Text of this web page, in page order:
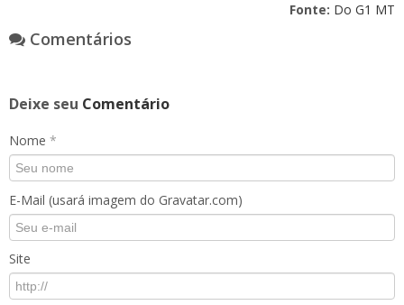
Fonte: Do G1 MT
Comentários
Deixe seu Comentário
Nome *
E-Mail (usará imagem do Gravatar.com)
Site